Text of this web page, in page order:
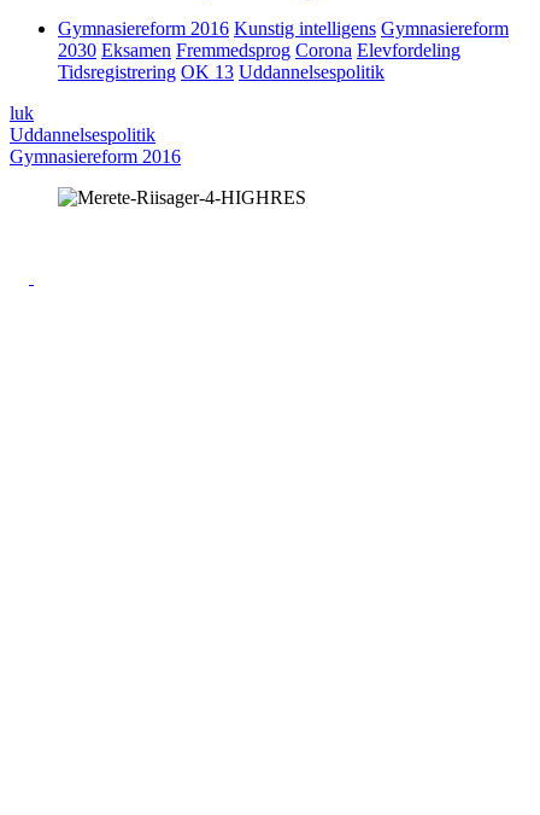
Gymnasiereform 2016 Kunstig intelligens Gymnasiereform
2030 Eksamen Fremmedsprog Corona Elevfordeling
Tidsregistrering OK 13 Uddannelsespolitik
luk
Uddannelsespolitik
Gymnasiereform 2016